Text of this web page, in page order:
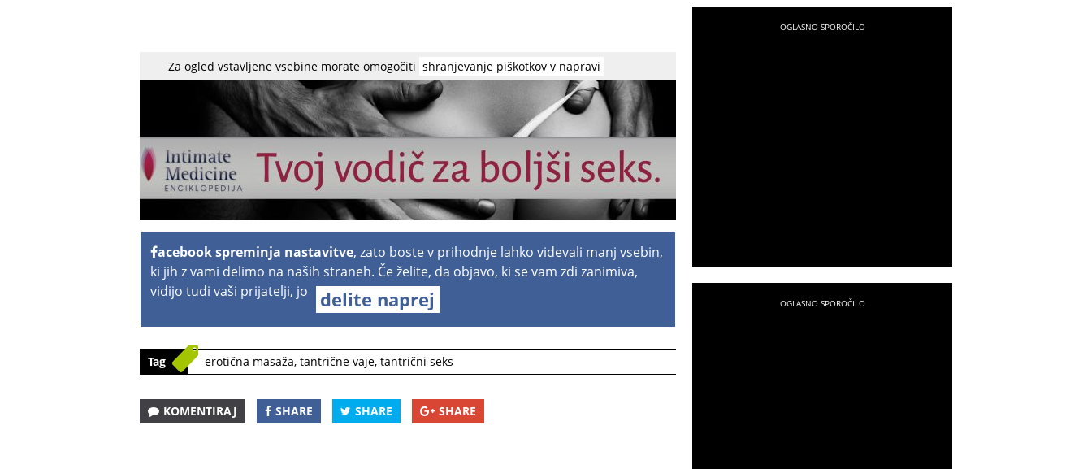
Za ogled vstavljene vsebine morate omogočiti shranjevanje piškotkov v napravi
acebook spreminja nastavitve, zato boste v prihodnje lahko videvali manj vsebin,
ki jih z vami delimo na naših straneh. Če želite, da objavo, ki se vam zdi zanimiva,
vidijo tudi vaši prijatelji, jo
delite naprej
Tag erotična masaža, tantrične vaje, tantrični seks
KOMENTIRAJ SHARE SHARE SHARE